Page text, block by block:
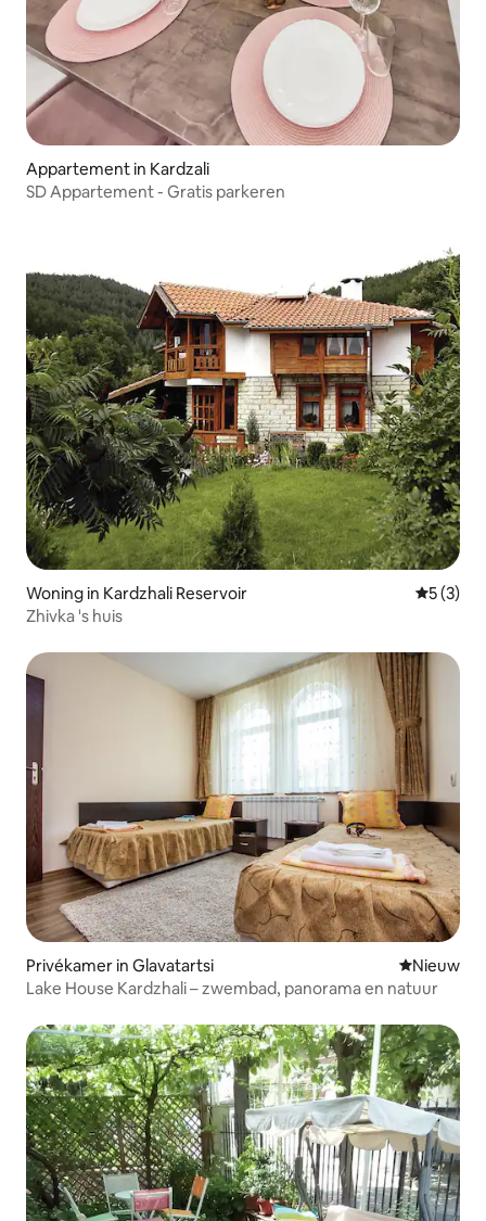
Appartement in Kardzali
SD Appartement - Gratis parkeren
Woning in Kardzhali Reservoir
5 (3)
Zhivka 's huis
Privékamer in Glavatartsi Nieuwe
Nieuw
Lake House Kardzhali – zwembad, panorama en natuur